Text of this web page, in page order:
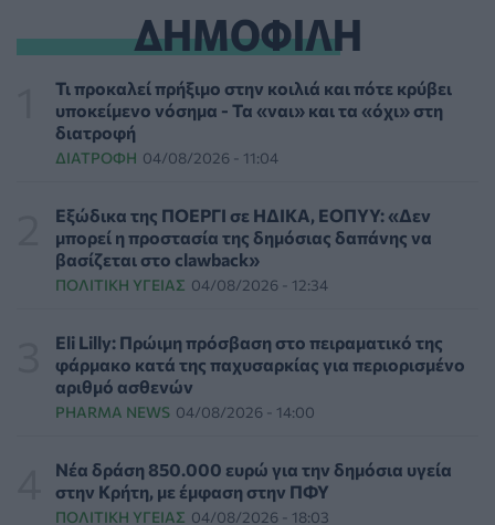
Διαβητική αμφιβληστροειδοπάθεια: «Σιωπηλός»
κίνδυνος για την όραση των ασθενών
HEALTH TALK 06/08/2026 - 17:34
Γιατί οι γιατροί διστάζουν να γράψουν ορμονική
ΥΓΕΊΑ 06/08/2026 - 17:01
Γιαννάκος: Πρωτοφανής πίεση στο Νοσοκομείο
Ζακύνθου - Καταγγέλθηκαν οκτώ βιασμοί γυναικών
Έκτακτα μέτρα και στην Καστοριά κατά της διασποράς
της ευλογιάς των προβάτων
ΕΠΙΚΑΙΡΌΤΗΤΑ 06/08/2026 - 16:16
Τα τρία SOS στη μέση ηλικία που εξασφαλίζουν 13
επιπλέον χρόνια χωρίς άνοια
ΔΗΜΟΦΙΛΗ
Τι προκαλεί πρήξιμο στην κοιλιά και πότε κρύβει
υποκείμενο νόσημα - Τα «ναι» και τα «όχι» στη
διατροφή
ΔΙΑΤΡΟΦΉ 04/08/2026 - 11:04
Εξώδικα της ΠΟΕΡΓΙ σε ΗΔΙΚΑ, ΕΟΠΥΥ: «Δεν
μπορεί η προστασία της δημόσιας δαπάνης να
βασίζεται στο clawback»
ΠΟΛΙΤΙΚΉ ΥΓΕΊΑΣ 04/08/2026 - 12:34
Eli Lilly: Πρώιμη πρόσβαση στο πειραματικό της
φάρμακο κατά της παχυσαρκίας για περιορισμένο
αριθμό ασθενών
PHARMA NEWS 04/08/2026 - 14:00
Νέα δράση 850.000 ευρώ για την δημόσια υγεία
στην Κρήτη, με έμφαση στην ΠΦΥ
ΠΟΛΙΤΙΚΉ ΥΓΕΊΑΣ 04/08/2026 - 18:03